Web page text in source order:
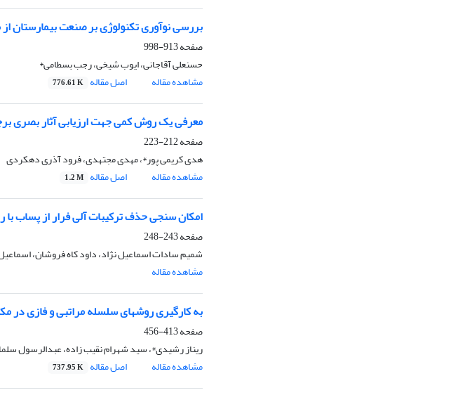
بررسی نوآوری تکنولوژی بر صنعت بیمارستان از
صفحه913-998
حسنعلی آقاجانی، ایوب شیخی، رجب بسطامی*
مشاهده مقاله
اصل مقاله 776.61 K
معرفی یک روش کمی جهت ارزیابی آثار بصری
صفحه212-223
هدی کریمی پور*، مهدی مجتهدی، فرود آذری دهکردی
مشاهده مقاله
اصل مقاله 1.2 M
امکان سنجی حذف ترکیبات آلی فرار از پساب
صفحه243-248
شمیم سادات اسماعیل نژاد، داود کاه فروشان،
مشاهده مقاله
به کارگیری روشهای سلسله مراتبی و فازی در
صفحه413-456
ریناز رشیدی*، سید شهرام نقیب زاده، عبدالرسول
مشاهده مقاله
اصل مقاله 737.95 K